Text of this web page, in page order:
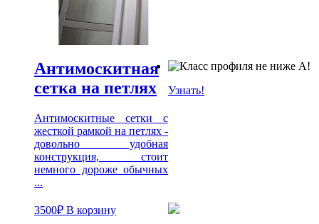
Антимоскитная
сетка на петлях
Антимоскитные сетки с
жесткой рамкой на петлях -
довольно удобная
конструкция, стоит
немного дороже обычных
...
3500₽ В корзину
Узнать!